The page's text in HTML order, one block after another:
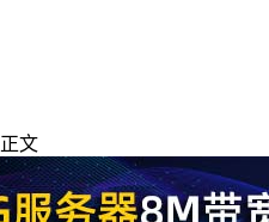
正文